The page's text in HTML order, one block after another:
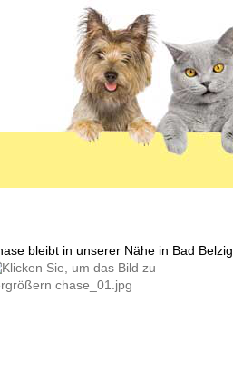
bleibt in unserer Nähe in Bad Belzig.